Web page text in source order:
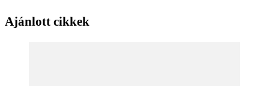
Ajánlott cikkek